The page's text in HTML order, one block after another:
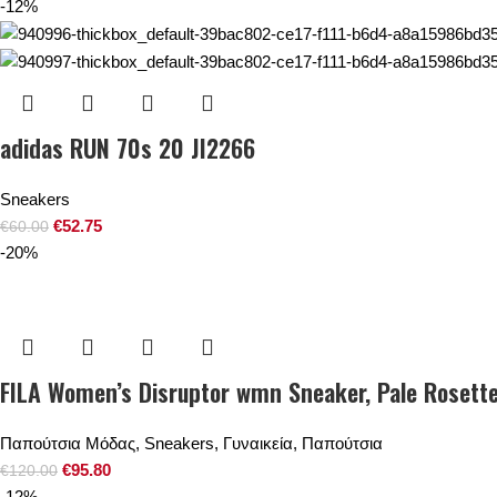
-12%
adidas RUN 70s 20 JI2266
Sneakers
€60.00 €52.75
-20%
FILA Women’s Disruptor wmn Sneaker, Pale
Παπούτσια Μόδας, Sneakers, Γυναικεία, Παπούτσια
€120.00 €95.80